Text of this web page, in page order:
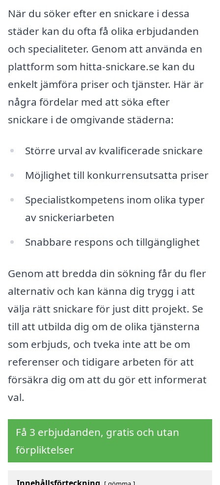
När du söker efter en snickare i dessa
städer kan du ofta få olika erbjudanden
och specialiteter. Genom att använda en
plattform som hitta-snickare.se kan du
enkelt jämföra priser och tjänster. Här är
några fördelar med att söka efter
snickare i de omgivande städerna:
Större urval av kvalificerade snickare
Möjlighet till konkurrensutsatta priser
Specialistkompetens inom olika typer
av snickeriarbeten
Snabbare respons och tillgänglighet
Genom att bredda din sökning får du fler
alternativ och kan känna dig trygg i att
välja rätt snickare för just ditt projekt. Se
till att utbilda dig om de olika tjänsterna
som erbjuds, och tveka inte att be om
referenser och tidigare arbeten för att
försäkra dig om att du gör ett informerat
val.
Få 3 erbjudanden, gratis och utan
förpliktelser